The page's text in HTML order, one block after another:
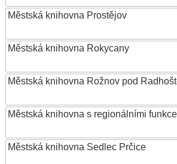
Městská knihovna Prostějov
Městská knihovna Rokycany
Městská knihovna Rožnov pod
Městská knihovna s regionálními
Městská knihovna Sedlec Prčice